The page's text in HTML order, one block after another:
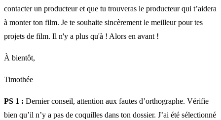
contacter un producteur et que tu trouveras le producteur qui t’aidera
à monter ton film. Je te souhaite sincèrement le meilleur pour tes
projets de film. Il n'y a plus qu'à ! Alors en avant !
À bientôt,
Timothée
PS 1 : Dernier conseil, attention aux fautes d’orthographe. Vérifie
bien qu’il n’y a pas de coquilles dans ton dossier. J’ai été sélectionné